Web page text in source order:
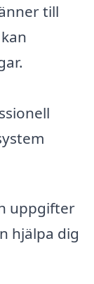
till
uppgifter
hjälpa dig